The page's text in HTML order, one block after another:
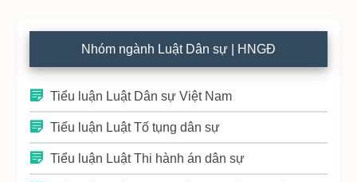
Nhóm ngành Luật Dân sự | HNGĐ
Tiểu luận Luật Dân sự Việt Nam
Tiểu luận Luật Tố tụng dân sự
Tiểu luận Luật Thi hành án dân sự